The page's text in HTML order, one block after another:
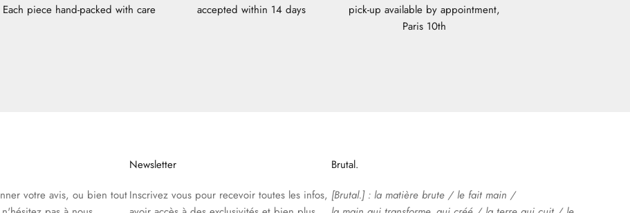
Each piece hand-packed with care
accepted within 14 days
pick-up available by appointment,
Paris 10th
votre avis, ou bien tout
Newsletter
Inscrivez vous pour recevoir toutes les infos,
Brutal.
[Brutal.] : la matière brute / le fait main /